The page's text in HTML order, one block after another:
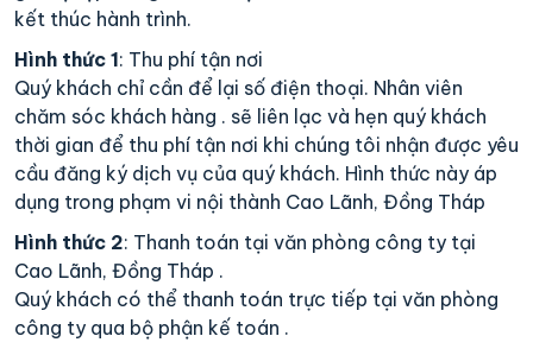
kết thúc hành trình.
Hình thức 1: Thu phí tận nơi
Quý khách chỉ cần để lại số điện thoại. Nhân viên
chăm sóc khách hàng . sẽ liên lạc và hẹn quý khách
thời gian để thu phí tận nơi khi chúng tôi nhận được yêu
cầu đăng ký dịch vụ của quý khách. Hình thức này áp
dụng trong phạm vi nội thành Cao Lãnh, Đồng Tháp
Hình thức 2: Thanh toán tại văn phòng công ty tại
Cao Lãnh, Đồng Tháp .
Quý khách có thể thanh toán trực tiếp tại văn phòng
công ty qua bộ phận kế toán .